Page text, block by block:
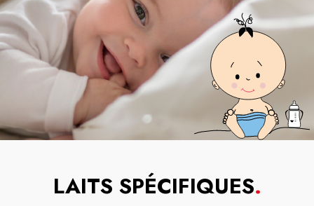
LAITS SPÉCIFIQUES.